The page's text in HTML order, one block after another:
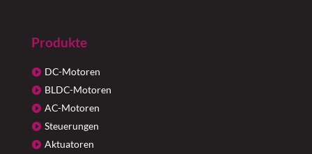
Produkte
DC-Motoren
BLDC-Motoren
AC-Motoren
Steuerungen
Aktuatoren